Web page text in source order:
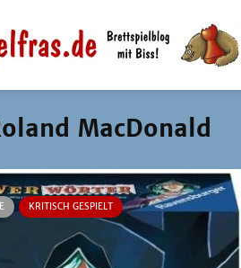
MacDonald
KRITISCH GESPIELT